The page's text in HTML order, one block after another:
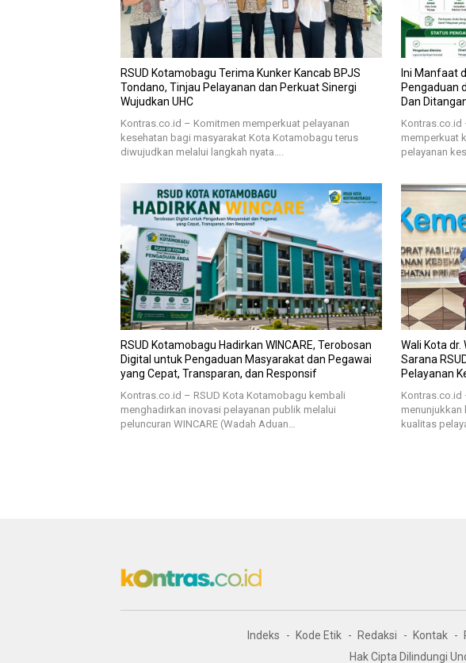
RSUD Kotamobagu Terima Kunker Kancab BPJS
Tondano, Tinjau Pelayanan dan Perkuat Sinergi
Wujudkan UHC
Kontras.co.id – Komitmen memperkuat pelayanan
kesehatan bagi masyarakat Kota Kotamobagu terus
diwujudkan melalui langkah nyata….
Ini Manfaat
Pengaduan
Dan
Kontras.co.id
memperkuat
pelayanan
RSUD Kotamobagu Hadirkan WINCARE, Terobosan
Digital untuk Pengaduan Masyarakat dan Pegawai
yang Cepat, Transparan, dan Responsif
Kontras.co.id – RSUD Kota Kotamobagu kembali
menghadirkan inovasi pelayanan publik melalui
peluncuran WINCARE (Wadah Aduan…
Wali Kota
Sarana
Pelayanan
Kontras.co.id
menunjukkan
kualitas
Indeks Kode Etik Redaksi Kontak
Hak Cipta Dilindungi